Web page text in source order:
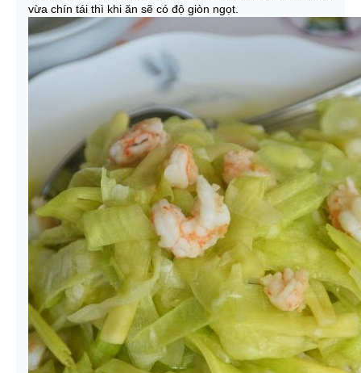
vừa chín tái thì khi ăn sẽ có độ giòn ngọt.